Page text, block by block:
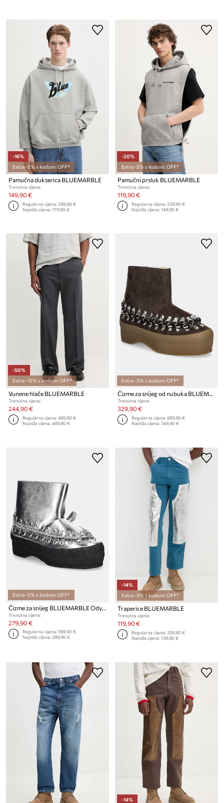
-16%
Extra -5% s kodom: OFF*
Pamučna dukserica BLUEMARBLE
Trenutna cijena:
149,90 €
Regularna cijena:299,90 €
Najniža cijena:179,90 €
-20%
Extra -5% s kodom: OFF*
Pamučni prsluk BLUEMARBLE
Trenutna cijena:
119,90 €
Regularna cijena:239,90 €
Najniža cijena:149,90 €
-50%
Extra -15% s kodom: OFF*
Vunene hlače BLUEMARBLE
Trenutna cijena:
244,90 €
Regularna cijena:489,90 €
Najniža cijena:489,90 €
Extra -5% s kodom: OFF*
Čizme za snijeg od nubuka BLUEMARBLE Odyssey
Trenutna cijena:
329,90 €
Regularna cijena:689,90 €
Najniža cijena:349,90 €
Extra -5% s kodom: OFF*
Trenutna cijena:
279,90 €
Regularna cijena:589,90 €
Najniža cijena:289,90 €
-14%
Extra -5% s kodom: OFF*
Traperice BLUEMARBLE
Trenutna cijena:
119,90 €
Regularna cijena:339,90 €
Najniža cijena:139,90 €
-14%